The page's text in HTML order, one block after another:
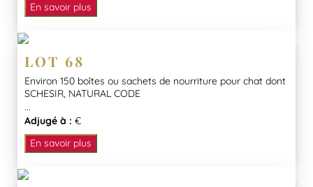
En savoir plus
LOT 68
Environ 150 boîtes ou sachets de nourriture pour chat dont
SCHESIR, NATURAL CODE
...
Adjugé à : €
En savoir plus